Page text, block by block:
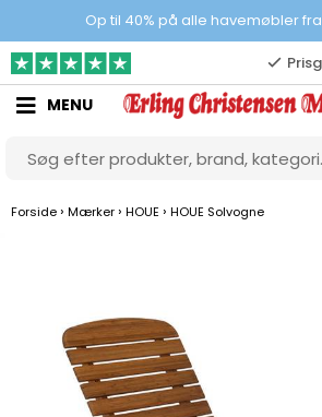
Op til 40% på alle havemøbler fra
100%
10.000
Gratis & gode
MENU
Forside › Mærker › HOUE › HOUE Solvogne